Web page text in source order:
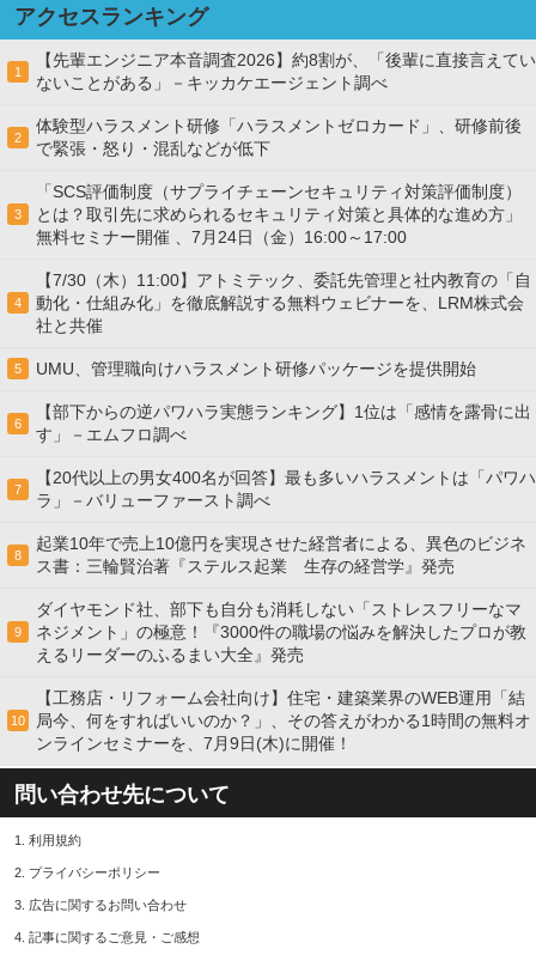
アクセスランキング
1
【先輩エンジニア本音調査2026】約8割が、「後輩に直接言えてい
ないことがある」－キッカケエージェント調べ
2
体験型ハラスメント研修「ハラスメントゼロカード」、研修前後
で緊張・怒り・混乱などが低下
3
「SCS評価制度（サプライチェーンセキュリティ対策評価制度）
とは？取引先に求められるセキュリティ対策と具体的な進め方」
無料セミナー開催 、7月24日（金）16:00～17:00
4
【7/30（木）11:00】アトミテック、委託先管理と社内教育の「自
動化・仕組み化」を徹底解説する無料ウェビナーを、LRM株式会
社と共催
5 UMU、管理職向けハラスメント研修パッケージを提供開始
6
【部下からの逆パワハラ実態ランキング】1位は「感情を露骨に出
す」－エムフロ調べ
7
【20代以上の男女400名が回答】最も多いハラスメントは「パワハ
ラ」－バリューファースト調べ
8
起業10年で売上10億円を実現させた経営者による、異色のビジネ
ス書：三輪賢治著『ステルス起業 生存の経営学』発売
9
ダイヤモンド社、部下も自分も消耗しない「ストレスフリーなマ
ネジメント」の極意！『3000件の職場の悩みを解決したプロが教
えるリーダーのふるまい大全』発売
10
【工務店・リフォーム会社向け】住宅・建築業界のWEB運用「結
局今、何をすればいいのか？」、その答えがわかる1時間の無料オ
ンラインセミナーを、7月9日(木)に開催！
問い合わせ先について
1. 利用規約
2. プライバシーポリシー
3. 広告に関するお問い合わせ
4. 記事に関するご意見・ご感想